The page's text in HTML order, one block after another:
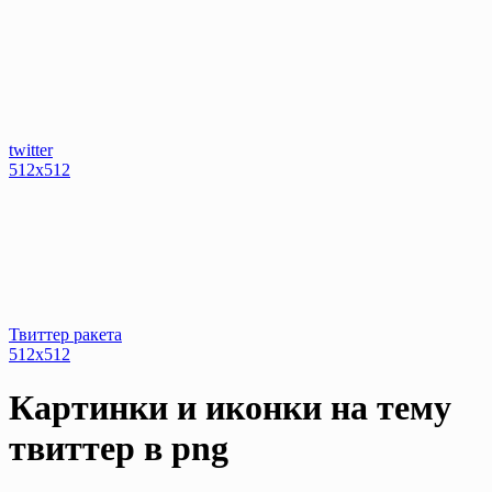
twitter
512x512
Твиттер ракета
512x512
Картинки и иконки на тему
твиттер в png